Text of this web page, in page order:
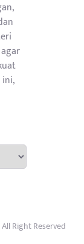
Right Reserved